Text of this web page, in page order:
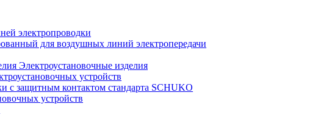
электропроводки
для воздушных линий электропередачи
Электроустановочные изделия
устройств
с защитным контактом стандарта SCHUKO
устройств